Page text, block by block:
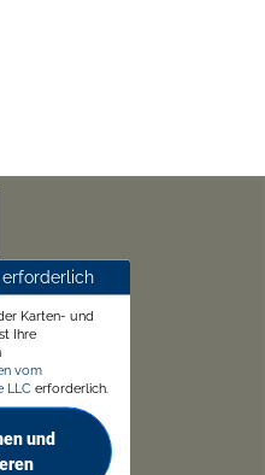
Karten- und
Ihre
vom
LLC erforderlich.
und